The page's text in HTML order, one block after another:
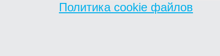
Политика cookie файлов